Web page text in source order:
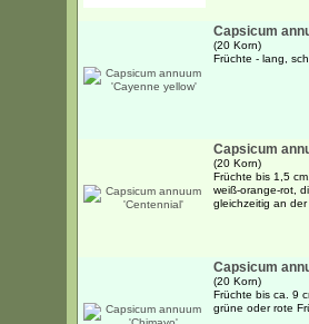
Capsicum
(20 Korn)
Früchte - lang,
Capsicum
(20 Korn)
Früchte bis 1,5
weiß-orange-rot,
gleichzeitig an
Capsicum
(20 Korn)
Früchte bis ca. 9
grüne oder rote